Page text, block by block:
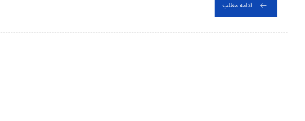
ادامه مطلب